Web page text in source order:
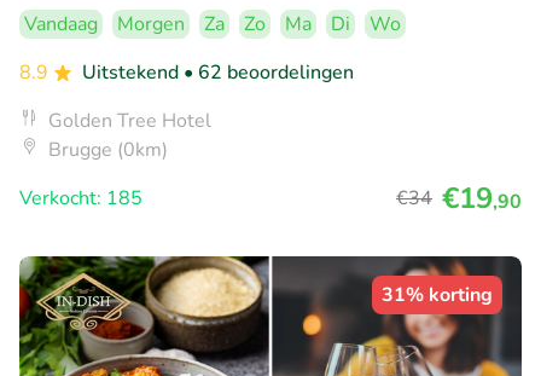
Vandaag Morgen Za Zo Ma Di
Wo
8.9
Uitstekend • 62 beoordelingen
Golden Tree Hotel
Brugge (0km)
Verkocht: 185
€34 €19,90
31% korting